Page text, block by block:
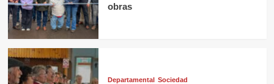
obras
Departamental Sociedad